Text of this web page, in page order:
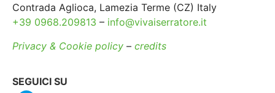
Contrada Aglioca, Lamezia Terme (CZ) Italy
+39 0968.209813 – info@vivaiserratore.it
Privacy & Cookie policy – credits
SEGUICI SU